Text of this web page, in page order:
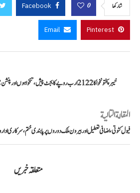
شاركها 0
Facebook
Pinterest
Email
المقالة التالية
فیول کٹوتی، اضافی تعطیل اور بیرون ملک دوروں پر پابندی ختم، سرکاری
متعلقہ خبریں